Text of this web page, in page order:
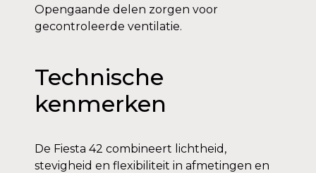
Opengaande delen zorgen voor
gecontroleerde ventilatie.
Technische
kenmerken
De Fiesta 42 combineert lichtheid,
stevigheid en flexibiliteit in afmetingen en